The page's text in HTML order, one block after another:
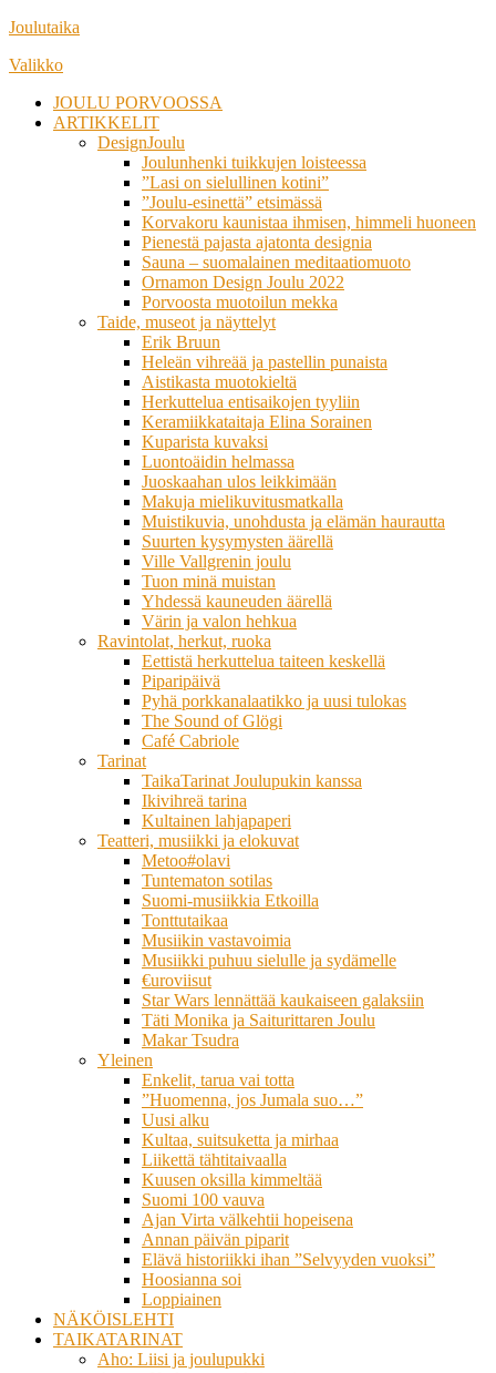
Siirry
sisältöön
Joulutaika
Valikko
JOULU PORVOOSSA
ARTIKKELIT
DesignJoulu
Joulunhenki tuikkujen loisteessa
”Lasi on sielullinen kotini”
”Joulu-esinettä” etsimässä
Korvakoru kaunistaa ihmisen, himmeli huoneen
Pienestä pajasta ajatonta designia
Sauna – suomalainen meditaatiomuoto
Ornamon Design Joulu 2022
Porvoosta muotoilun mekka
Taide, museot ja näyttelyt
Erik Bruun
Heleän vihreää ja pastellin punaista
Aistikasta muotokieltä
Herkuttelua entisaikojen tyyliin
Keramiikkataitaja Elina Sorainen
Kuparista kuvaksi
Luontoäidin helmassa
Juoskaahan ulos leikkimään
Makuja mielikuvitusmatkalla
Muistikuvia, unohdusta ja elämän haurautta
Suurten kysymysten äärellä
Ville Vallgrenin joulu
Tuon minä muistan
Yhdessä kauneuden äärellä
Värin ja valon hehkua
Ravintolat, herkut, ruoka
Eettistä herkuttelua taiteen keskellä
Piparipäivä
Pyhä porkkanalaatikko ja uusi tulokas
The Sound of Glögi
Café Cabriole
Tarinat
TaikaTarinat Joulupukin kanssa
Ikivihreä tarina
Kultainen lahjapaperi
Teatteri, musiikki ja elokuvat
Metoo#olavi
Tuntematon sotilas
Suomi-musiikkia Etkoilla
Tonttutaikaa
Musiikin vastavoimia
Musiikki puhuu sielulle ja sydämelle
€uroviisut
Star Wars lennättää kaukaiseen galaksiin
Täti Monika ja Saiturittaren Joulu
Makar Tsudra
Yleinen
Enkelit, tarua vai totta
”Huomenna, jos Jumala suo…”
Uusi alku
Kultaa, suitsuketta ja mirhaa
Liikettä tähtitaivaalla
Kuusen oksilla kimmeltää
Suomi 100 vauva
Ajan Virta välkehtii hopeisena
Annan päivän piparit
Elävä historiikki ihan ”Selvyyden vuoksi”
Hoosianna soi
Loppiainen
NÄKÖISLEHTI
TAIKATARINAT
Aho: Liisi ja joulupukki